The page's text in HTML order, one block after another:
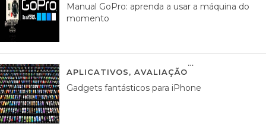
Manual GoPro: aprenda a usar a máquina do
momento
APLICATIVOS, AVALIAÇÃO
Gadgets fantásticos para iPhone